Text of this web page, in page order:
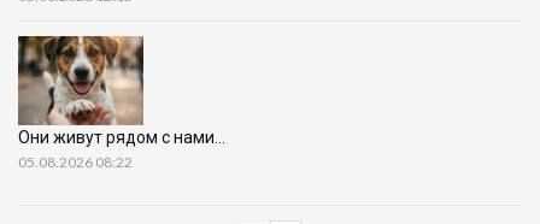
Они живут рядом с нами…
05.08.2026 08:22